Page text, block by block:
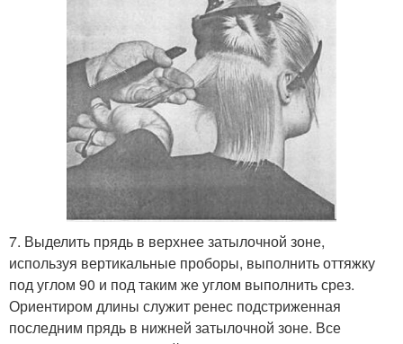
7. Выделить прядь в верхнее затылочной зоне,
используя вертикальные проборы, выполнить оттяжку
под углом 90 и под таким же углом выполнить срез.
Ориентиром длины служит ренес подстриженная
последним прядь в нижней затылочной зоне. Все